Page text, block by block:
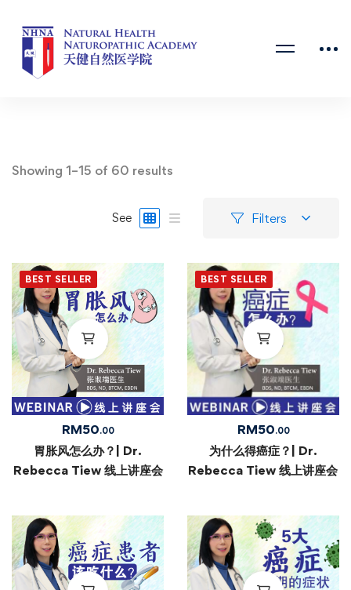
Showing 1–15 of 60 results
See Filters
BEST SELLER
RM50.00
胃胀风怎么办？| Dr.
Rebecca Tiew 线上讲座会
BEST SELLER
RM50.00
为什么得癌症？| Dr.
Rebecca Tiew 线上讲座会